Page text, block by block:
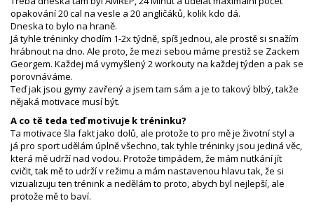
opakování 20 cal na vesle a 20 angličáků, kolik kdo dá.
Dneska to bylo na hraně.
Já tyhle tréninky chodím 1-2x týdně, spíš jednou, ale prostě si snažím
hrábnout na dno. Ale proto, že mezi sebou máme prestiž se Zackem
Georgem. Každej má vymyšlený 2 workouty na každej týden a pak se
porovnáváme.
Teď jak jsou gymy zavřený a jsem tam sám a je to takový blbý, takže
nějaká motivace musí být.
A co tě teda teď motivuje k tréninku?
Ta motivace šla fakt jako dolů, ale protože to pro mě je životní styl a
já pro sport udělám úplně všechno, tak tyhle tréninky jsou jediná věc,
která mě udrží nad vodou. Protože timpádem, že mám nutkání jít
cvičit, tak mě to udrží v režimu a mám nastavenou hlavu tak, že si
vizualizuju ten trénink a nedělám to proto, abych byl nejlepší, ale
protože mě to baví.